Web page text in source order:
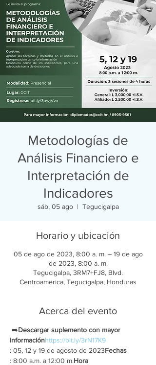
Metodologías de
Análisis Financiero e
Interpretación de
Indicadores
sáb, 05 ago
  |
Tegucigalpa
Horario y ubicación
05 de ago de 2023, 8:00 a. m. – 19 de ago
de 2023, 8:00 a. m.
Tegucigalpa, 3RM7+FJ8, Blvd.
Centroamerica, Tegucigalpa, Honduras
Acerca del evento
➡️Descargar suplemento con mayor
informaciónhttps://bit.ly/3rN17K9
: 05, 12 y 19 de agosto de 2023Fechas
: 8:00 a.m. a 12:00 m.Hora